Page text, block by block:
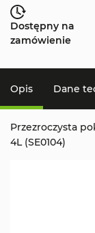
Dostępny na
zamówienie
Opis Dane
Przezroczysta
4L (SE0104)